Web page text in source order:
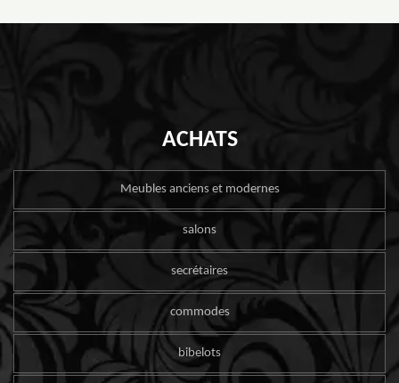
ACHATS
Meubles anciens et modernes
salons
secrétaires
commodes
bibelots